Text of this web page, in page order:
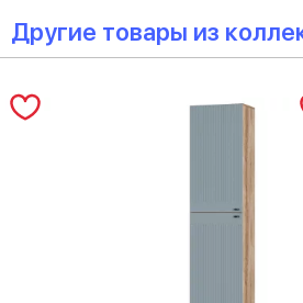
Другие товары из